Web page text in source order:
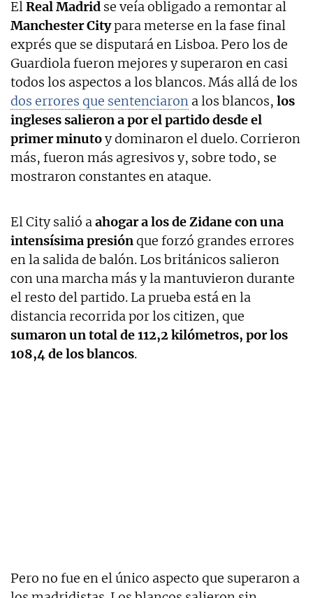
ElReal Madrid se veía obligado a remontar al
Manchester Citypara meterse en la fase final
exprés que se disputará en Lisboa. Pero los de
Guardiola fueron mejores y superaron en casi
todos los aspectos a los blancos. Más allá de los
dos errores que sentenciaron a los blancos, los
ingleses salieron a por el partido desde el
primer minutoy dominaron el duelo. Corrieron
más, fueron más agresivos y, sobre todo, se
mostraron constantes en ataque.
El City salió aahogar a los de Zidane con una
intensísima presiónque forzó grandes errores
en la salida de balón. Los británicos salieron
con una marcha más y la mantuvieron durante
el resto del partido. La prueba está en la
distancia recorrida por los citizen, que
sumaron un total de 112,2 kilómetros, por los
108,4 de los blancos.
Pero no fue en el único aspecto que superaron a